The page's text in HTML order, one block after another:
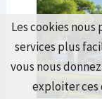
Les cookies
services plus
vous nous
exploiter ces